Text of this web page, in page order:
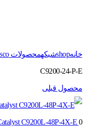
خانهshopشبکهمحصولات Cisco
C9200-24-P-E
محصول قبلی
C9200L-48P-4X-E 0